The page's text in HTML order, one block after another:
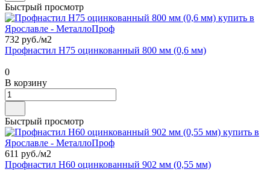
Быстрый просмотр
732 руб./м2
Профнастил Н75 оцинкованный 800 мм (0,6 мм)
0
В корзину
Быстрый просмотр
611 руб./м2
Профнастил Н60 оцинкованный 902 мм (0,55 мм)